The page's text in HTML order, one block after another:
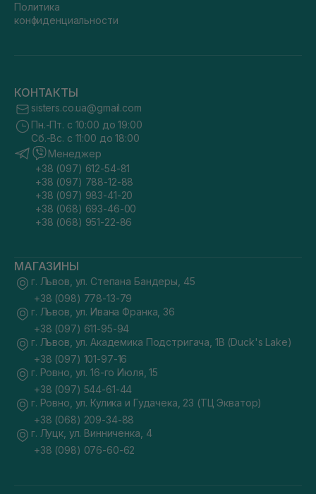
Политика
конфиденциальности
КОНТАКТЫ
sisters.co.ua@gmail.com
Пн.-Пт. с 10:00 до 19:00
Сб.-Вс. с 11:00 до 18:00
Менеджер
+38 (097) 612-54-81
+38 (097) 788-12-88
+38 (097) 983-41-20
+38 (068) 693-46-00
+38 (068) 951-22-86
МАГАЗИНЫ
г. Львов, ул. Степана Бандеры, 45
+38 (098) 778-13-79
г. Львов, ул. Ивана Франка, 36
+38 (097) 611-95-94
г. Львов, ул. Академика Подстригача, 1В (Duck's Lake)
+38 (097) 101-97-16
г. Ровно, ул. 16-го Июля, 15
+38 (097) 544-61-44
г. Ровно, ул. Кулика и Гудачека, 23 (ТЦ Экватор)
+38 (068) 209-34-88
г. Луцк, ул. Винниченка, 4
+38 (098) 076-60-62